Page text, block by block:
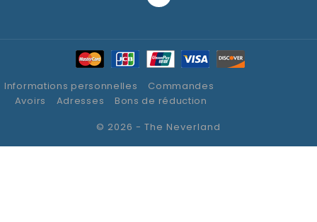
Informations personnelles
Commandes
Avoirs
Adresses
Bons de réduction
© 2026 - The Neverland